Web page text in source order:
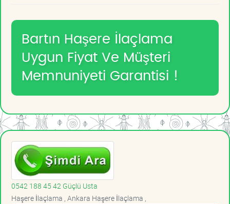
Bartın Haşere İlaçlama
Uygun Fiyat Ve Müşteri
Memnuniyeti Garantisi !
0542 188 45 42 Güçlü Usta
Haşere İlaçlama , Ankara Haşere İlaçlama ,